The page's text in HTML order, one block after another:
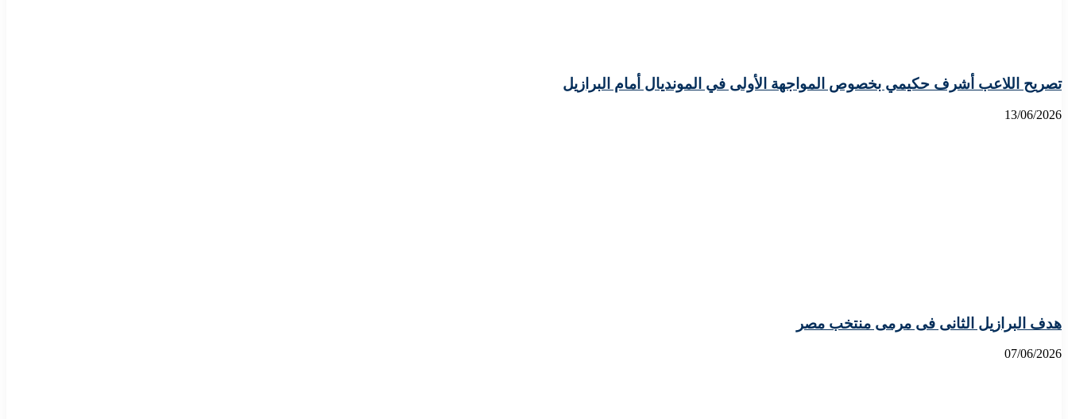
تصريح اللاعب أشرف حكيمي بخصوص المواجهة الأولى في المونديال أمام البرازيل
13/06/2026
هدف البرازيل الثانى فى مرمى منتخب مصر
07/06/2026